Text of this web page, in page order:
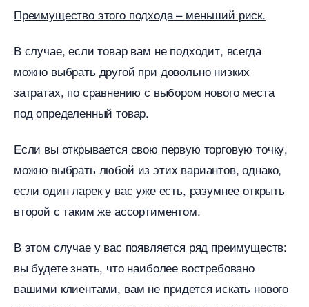
Преимущество этого подхода – меньший риск.
случае, если товар вам не подходит, всегда
можно выбрать другой при довольно низких
затратах, по сравнению с выбором нового места
под определенный товар.
Если вы открывается свою первую торговую точку,
можно выбрать любой из этих вариантов, однако,
если один ларек у вас уже есть, разумнее открыть
торой с таким же ассортиментом.
этом случае у вас появляется ряд преимуществ:
ы будете знать, что наиболее востребовано
ашими клиентами, вам не придется искать нового